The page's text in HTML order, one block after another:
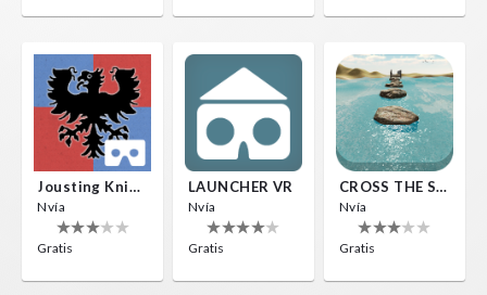
Jousting Knights VR
Nvía
Gratis
LAUNCHER VR
Nvía
Gratis
CROSS THE SEA
Nvía
Gratis